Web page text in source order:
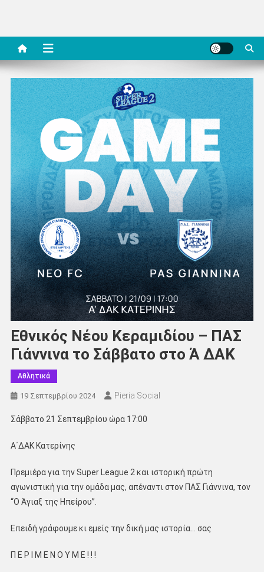
Εθνικός Νέου Κεραμιδίου – ΠΑΣ
Γιάννινα το Σάββατο στο Ά ΔΑΚ
Αθλητικά
19 Σεπτεμβρίου 2024 Pieria Social
Σάββατο 21 Σεπτεμβρίου ώρα 17:00
Α΄ΔΑΚ Κατερίνης
Πρεμιέρα για την Super League 2 και ιστορική πρώτη
αγωνιστική για την ομάδα μας, απέναντι στον ΠΑΣ Γιάννινα, τον
“Ο Άγιαξ της Ηπείρου”.
Επειδή γράφουμε κι εμείς την δική μας ιστορία… σας
Π Ε Ρ Ι Μ Ε Ν Ο Υ Μ Ε ! ! !